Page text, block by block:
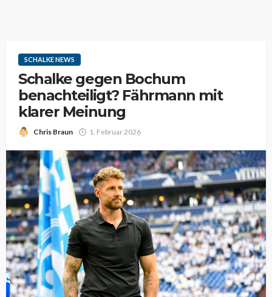
SCHALKE NEWS
Schalke gegen Bochum
benachteiligt? Fährmann mit
klarer Meinung
Chris Braun 1. Februar 2026